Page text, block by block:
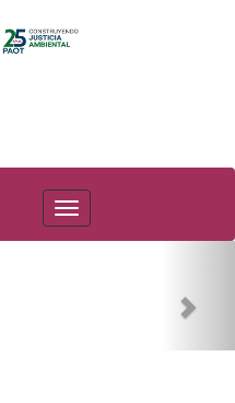
PAOT